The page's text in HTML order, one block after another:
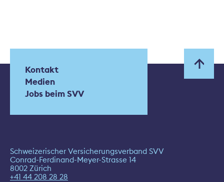
Kontakt
Medien
Jobs beim SVV
Schweizerischer Versicherungsverband SVV
Conrad-Ferdinand-Meyer-Strasse 14
8002 Zürich
+41 44 208 28 28